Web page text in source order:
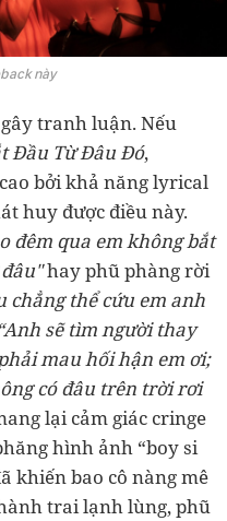
này
tranh luận. Nếu
Đầu Từ Đâu Đó,
bởi khả năng lyrical
huy được điều này.
đêm qua em không bắt
hay phũ phàng rời
chẳng thể cứu em anh
sẽ tìm người thay
mau hối hận em ơi;
có đâu trên trời rơi
lại cảm giác cringe
hình ảnh “boy si
khiến bao cô nàng mê
trai lạnh lùng, phũ